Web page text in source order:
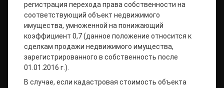
регистрация перехода права собственности на
соответствующий объект недвижимого
имущества, умноженной на понижающий
коэффициент 0,7 (данное положение относится к
сделкам продажи недвижимого имущества,
зарегистрированного в собственность после
01.01.2016 г.).
В случае, если кадастровая стоимость объекта